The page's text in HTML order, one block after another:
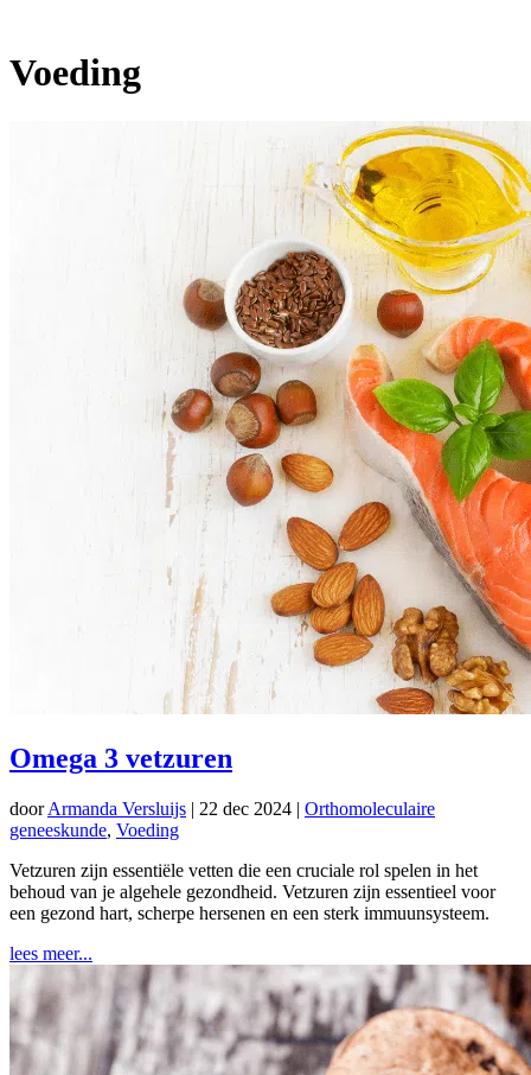
Voeding
Omega 3 vetzuren
doorArmanda Versluijs | 22 dec 2024 | Orthomoleculaire
geneeskunde, Voeding
Vetzuren zijn essentiële vetten die een cruciale rol spelen in het
behoud van je algehele gezondheid. Vetzuren zijn essentieel voor
een gezond hart, scherpe hersenen en een sterk immuunsysteem.
lees meer...